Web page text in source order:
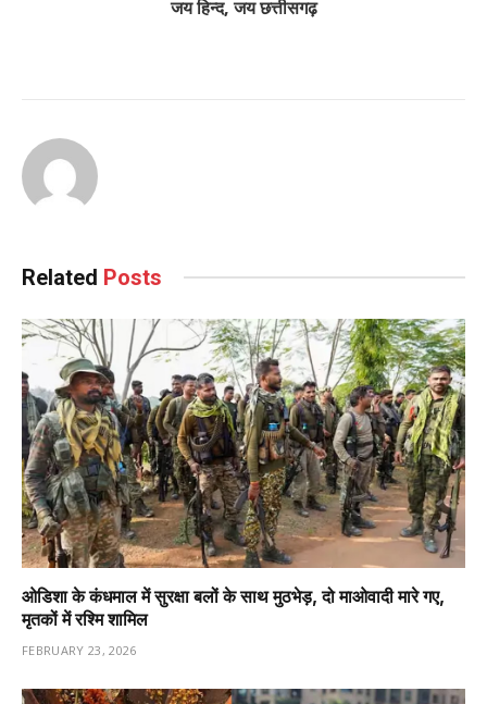
जय हिन्द, जय छत्तीसगढ़
Related Posts
ओडिशा के कंधमाल में सुरक्षा बलों के साथ मुठभेड़, दो माओवादी मारे गए,
मृतकों में रश्मि शामिल
FEBRUARY 23, 2026